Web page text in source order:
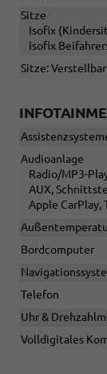
Sitze
Isofix
Isofix
Sitze:
Audioanlage
Radio/MP3-
AUX,
Apple CarPlay,
Bordcomputer
Telefon
Uhr &
Volldigitales